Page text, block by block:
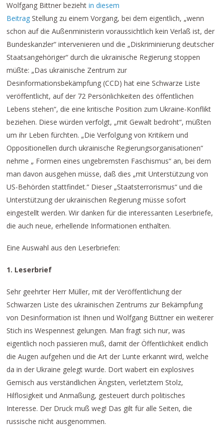
Wolfgang Bittner beziehtin diesem
Beitrag Stellung zu einem Vorgang, bei dem eigentlich, „wenn
schon auf die Außenministerin voraussichtlich kein Verlaß ist, der
Bundeskanzler“ intervenieren und die „Diskriminierung deutscher
Staatsangehöriger“ durch die ukrainische Regierung stoppen
müßte: „Das ukrainische Zentrum zur
Desinformationsbekämpfung (CCD) hat eine Schwarze Liste
veröffentlicht, auf der 72 Persönlichkeiten des öffentlichen
Lebens stehen“, die eine kritische Position zum Ukraine-Konflikt
beziehen. Diese würden verfolgt, „mit Gewalt bedroht“, müßten
um ihr Leben fürchten. „Die Verfolgung von Kritikern und
Oppositionellen durch ukrainische Regierungsorganisationen“
nehme „ Formen eines ungebremsten Faschismus“ an, bei dem
man davon ausgehen müsse, daß dies „mit Unterstützung von
US-Behörden stattfindet.“ Dieser „Staatsterrorismus“ und die
Unterstützung der ukrainischen Regierung müsse sofort
eingestellt werden. Wir danken für die interessanten Leserbriefe,
die auch neue, erhellende Informationen enthalten.
Eine Auswahl aus den Leserbriefen:
1. Leserbrief
Sehr geehrter Herr Müller, mit der Veröffentlichung der
Schwarzen Liste des ukrainischen Zentrums zur Bekämpfung
von Desinformation ist Ihnen und Wolfgang Büttner ein weiterer
Stich ins Wespennest gelungen. Man fragt sich nur, was
eigentlich noch passieren muß, damit der Öffentlichkeit endlich
die Augen aufgehen und die Art der Lunte erkannt wird, welche
da in der Ukraine gelegt wurde. Dort wabert ein explosives
Gemisch aus verständlichen Ängsten, verletztem Stolz,
Hilflosigkeit und Anmaßung, gesteuert durch politisches
Interesse. Der Druck muß weg! Das gilt für alle Seiten, die
russische nicht ausgenommen.